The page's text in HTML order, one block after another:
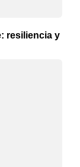
resiliencia y